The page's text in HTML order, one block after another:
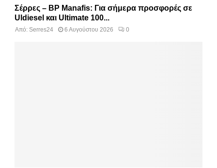
Σέρρες – BP Manafis: Για σήμερα προσφορές σε
Uldiesel και Ultimate 100...
Από: Serres24 6 Αυγούστου 2026 0